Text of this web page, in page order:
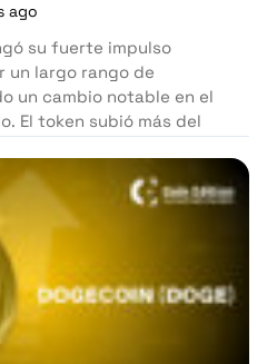
ago
su fuerte impulso
un largo rango de
un cambio notable en el
El token subió más del